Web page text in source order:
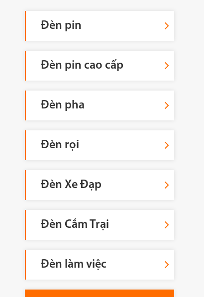
Đèn pin
Đèn pin cao cấp
Đèn pha
Đèn rọi
Đèn Xe Đạp
Đèn Cắm Trại
Đèn làm việc